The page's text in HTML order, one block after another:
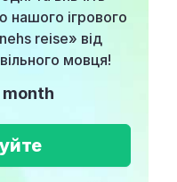
нашого ігрового
reise» від
мовця!
month